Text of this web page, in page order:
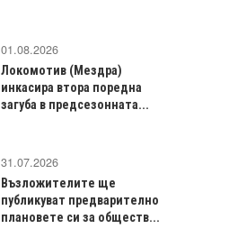
01.08.2026
Локомотив (Мездра)
инкасира втора поредна
загуба в предсезонната...
31.07.2026
Възложителите ще
публикуват предварително
плановете си за обществ...